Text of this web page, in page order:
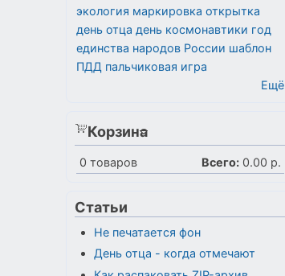
экология маркировка открытка
день отца день космонавтики год
единства народов России шаблон
ПДД пальчиковая игра
Ещё
Корзина
0 товаров Всего: 0.00 р.
Статьи
Не печатается фон
День отца - когда отмечают